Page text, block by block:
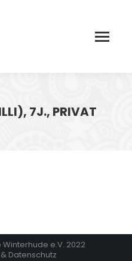
7J., PRIVAT
e.V. 2022
Datenschutz